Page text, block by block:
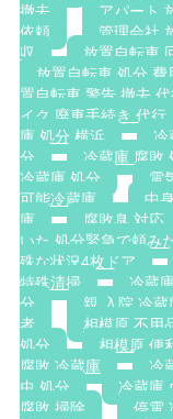
撤去
アパート
依頼
管理会社
収
放置自転車
放置自転車 処分 費
置自転車 警告 撤去
イク 廃車手続き 代行
庫 処分 横浜
冷
分
冷蔵庫 腐敗
冷蔵庫 処分
電
可能冷蔵庫
中
庫
腐敗臭 対応
いた 処分緊急で頼み
殊な状況4枚ドア
特殊清掃
冷蔵
分
親 入院 冷
者
相模原 不用
処分
相模原 便
腐敗 冷蔵庫
冷
虫 処分
冷蔵庫
腐敗 掃除
停電